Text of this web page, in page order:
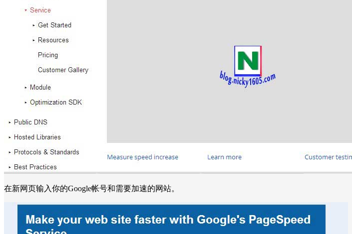
在新网页输入你的Google帐号和需要加速的网站。